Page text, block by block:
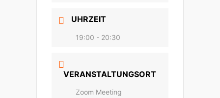
UHRZEIT
19:00 - 20:30
VERANSTALTUNGSORT
Zoom Meeting